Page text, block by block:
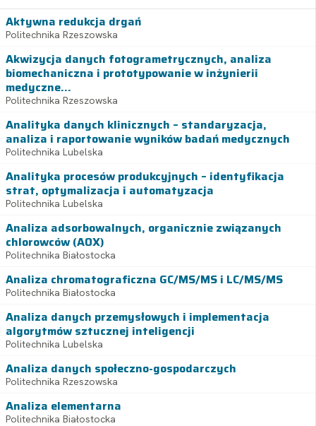
Aktywna redukcja drgań
Politechnika Rzeszowska
Akwizycja danych fotogrametrycznych, analiza
biomechaniczna i prototypowanie w inżynierii
medyczne...
Politechnika Rzeszowska
Analityka danych klinicznych – standaryzacja,
analiza i raportowanie wyników badań medycznych
Politechnika Lubelska
Analityka procesów produkcyjnych – identyfikacja
strat, optymalizacja i automatyzacja
Politechnika Lubelska
Analiza adsorbowalnych, organicznie związanych
chlorowców (AOX)
Politechnika Białostocka
Analiza chromatograficzna GC/MS/MS i LC/MS/MS
Politechnika Białostocka
Analiza danych przemysłowych i implementacja
algorytmów sztucznej inteligencji
Politechnika Lubelska
Analiza danych społeczno-gospodarczych
Politechnika Rzeszowska
Analiza elementarna
Politechnika Białostocka